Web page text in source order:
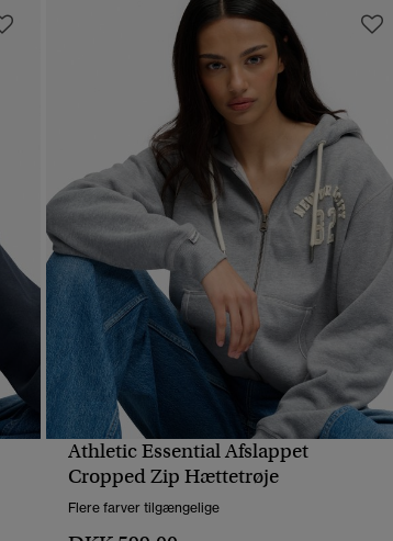
HURTIGVISNING
Athletic Essential Afslappet
Cropped Zip Hættetrøje
Flere farver tilgængelige